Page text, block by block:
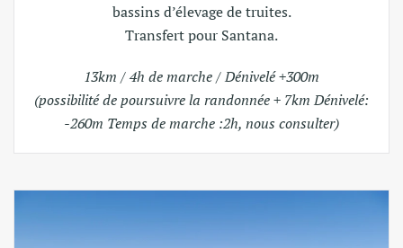
bassins d’élevage de truites.
Transfert pour Santana.
13km / 4h de marche / Dénivelé +300m
(possibilité de poursuivre la randonnée + 7km Dénivelé:
-260m Temps de marche :2h, nous consulter)